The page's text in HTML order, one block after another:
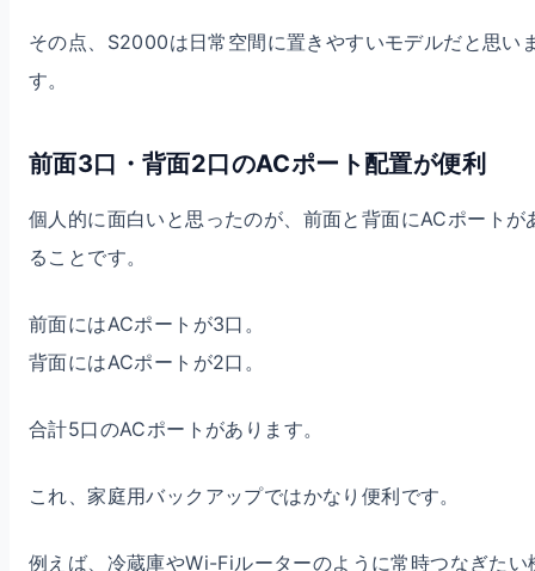
その点、S2000は日常空間に置きやすいモデルだと思い
す。
前面3口・背面2口のACポート配置が便利
個人的に面白いと思ったのが、前面と背面にACポートが
ることです。
前面にはACポートが3口。
背面にはACポートが2口。
合計5口のACポートがあります。
これ、家庭用バックアップではかなり便利です。
例えば、冷蔵庫やWi-Fiルーターのように常時つなぎたい